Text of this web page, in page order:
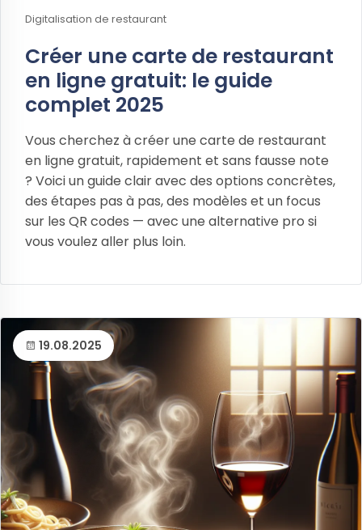
Digitalisation de restaurant
Créer une carte de restaurant
en ligne gratuit: le guide
complet 2025
Vous cherchez à créer une carte de restaurant
en ligne gratuit, rapidement et sans fausse note
? Voici un guide clair avec des options concrètes,
des étapes pas à pas, des modèles et un focus
sur les QR codes — avec une alternative pro si
vous voulez aller plus loin.
19.08.2025